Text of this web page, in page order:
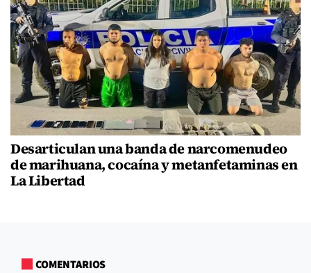
Desarticulan una banda de narcomenudeo
de marihuana, cocaína y metanfetaminas en
La Libertad
COMENTARIOS